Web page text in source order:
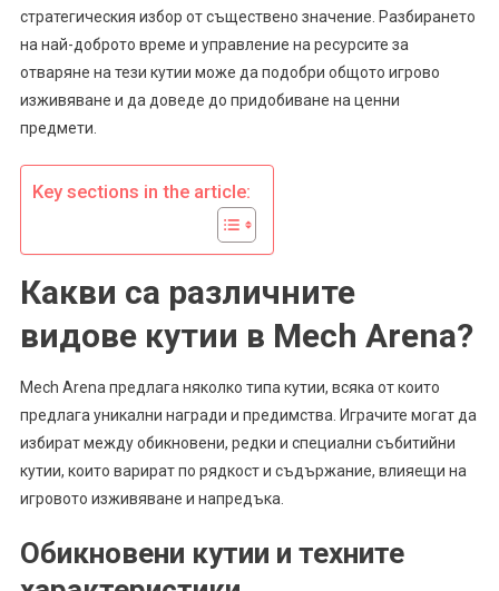
За
Отваряне
стратегическия избор от съществено значение. Разбирането
на най-доброто време и управление на ресурсите за
отваряне на тези кутии може да подобри общото игрово
изживяване и да доведе до придобиване на ценни
предмети.
Key sections in the article:
Какви са различните
видове кутии в Mech Arena?
Mech Arena предлага няколко типа кутии, всяка от които
предлага уникални награди и предимства. Играчите могат да
избират между обикновени, редки и специални събитийни
кутии, които варират по рядкост и съдържание, влияещи на
игровото изживяване и напредъка.
Обикновени кутии и техните